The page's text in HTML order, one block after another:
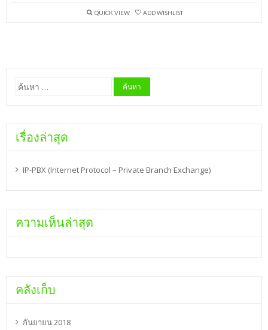
QUICK VIEW ADD WISHLIST
ค้นหา
สำหรับ:
เรื่องล่าสุด
IP-PBX (Internet Protocol – Private Branch Exchange)
ความเห็นล่าสุด
คลังเก็บ
กันยายน 2018